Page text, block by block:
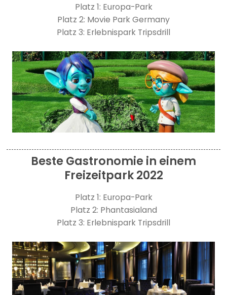
Platz 1: Europa-Park
Platz 2: Movie Park Germany
Platz 3: Erlebnispark Tripsdrill
Beste Gastronomie in einem
Freizeitpark 2022
Platz 1: Europa-Park
Platz 2: Phantasialand
Platz 3: Erlebnispark Tripsdrill